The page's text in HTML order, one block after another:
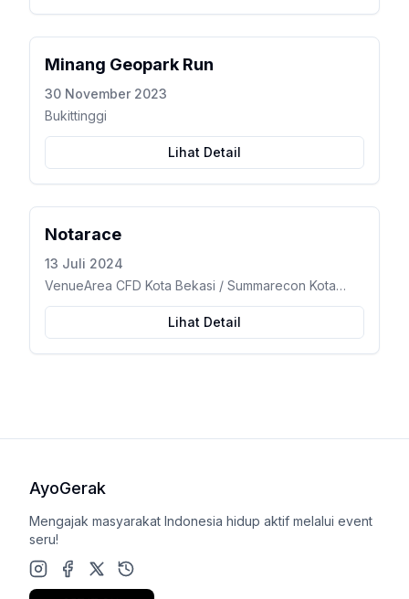
Minang Geopark Run
30 November 2023
Bukittinggi
Lihat Detail
Notarace
13 Juli 2024
VenueArea CFD Kota Bekasi / Summarecon Kota
Bekasi – Marga Jaya, Kec. Bekasi Selatan, Kota
Lihat Detail
AyoGerak
Mengajak masyarakat Indonesia hidup aktif melalui event
seru!
Instagram
Facebook
X (Twitter)
Google Play Store